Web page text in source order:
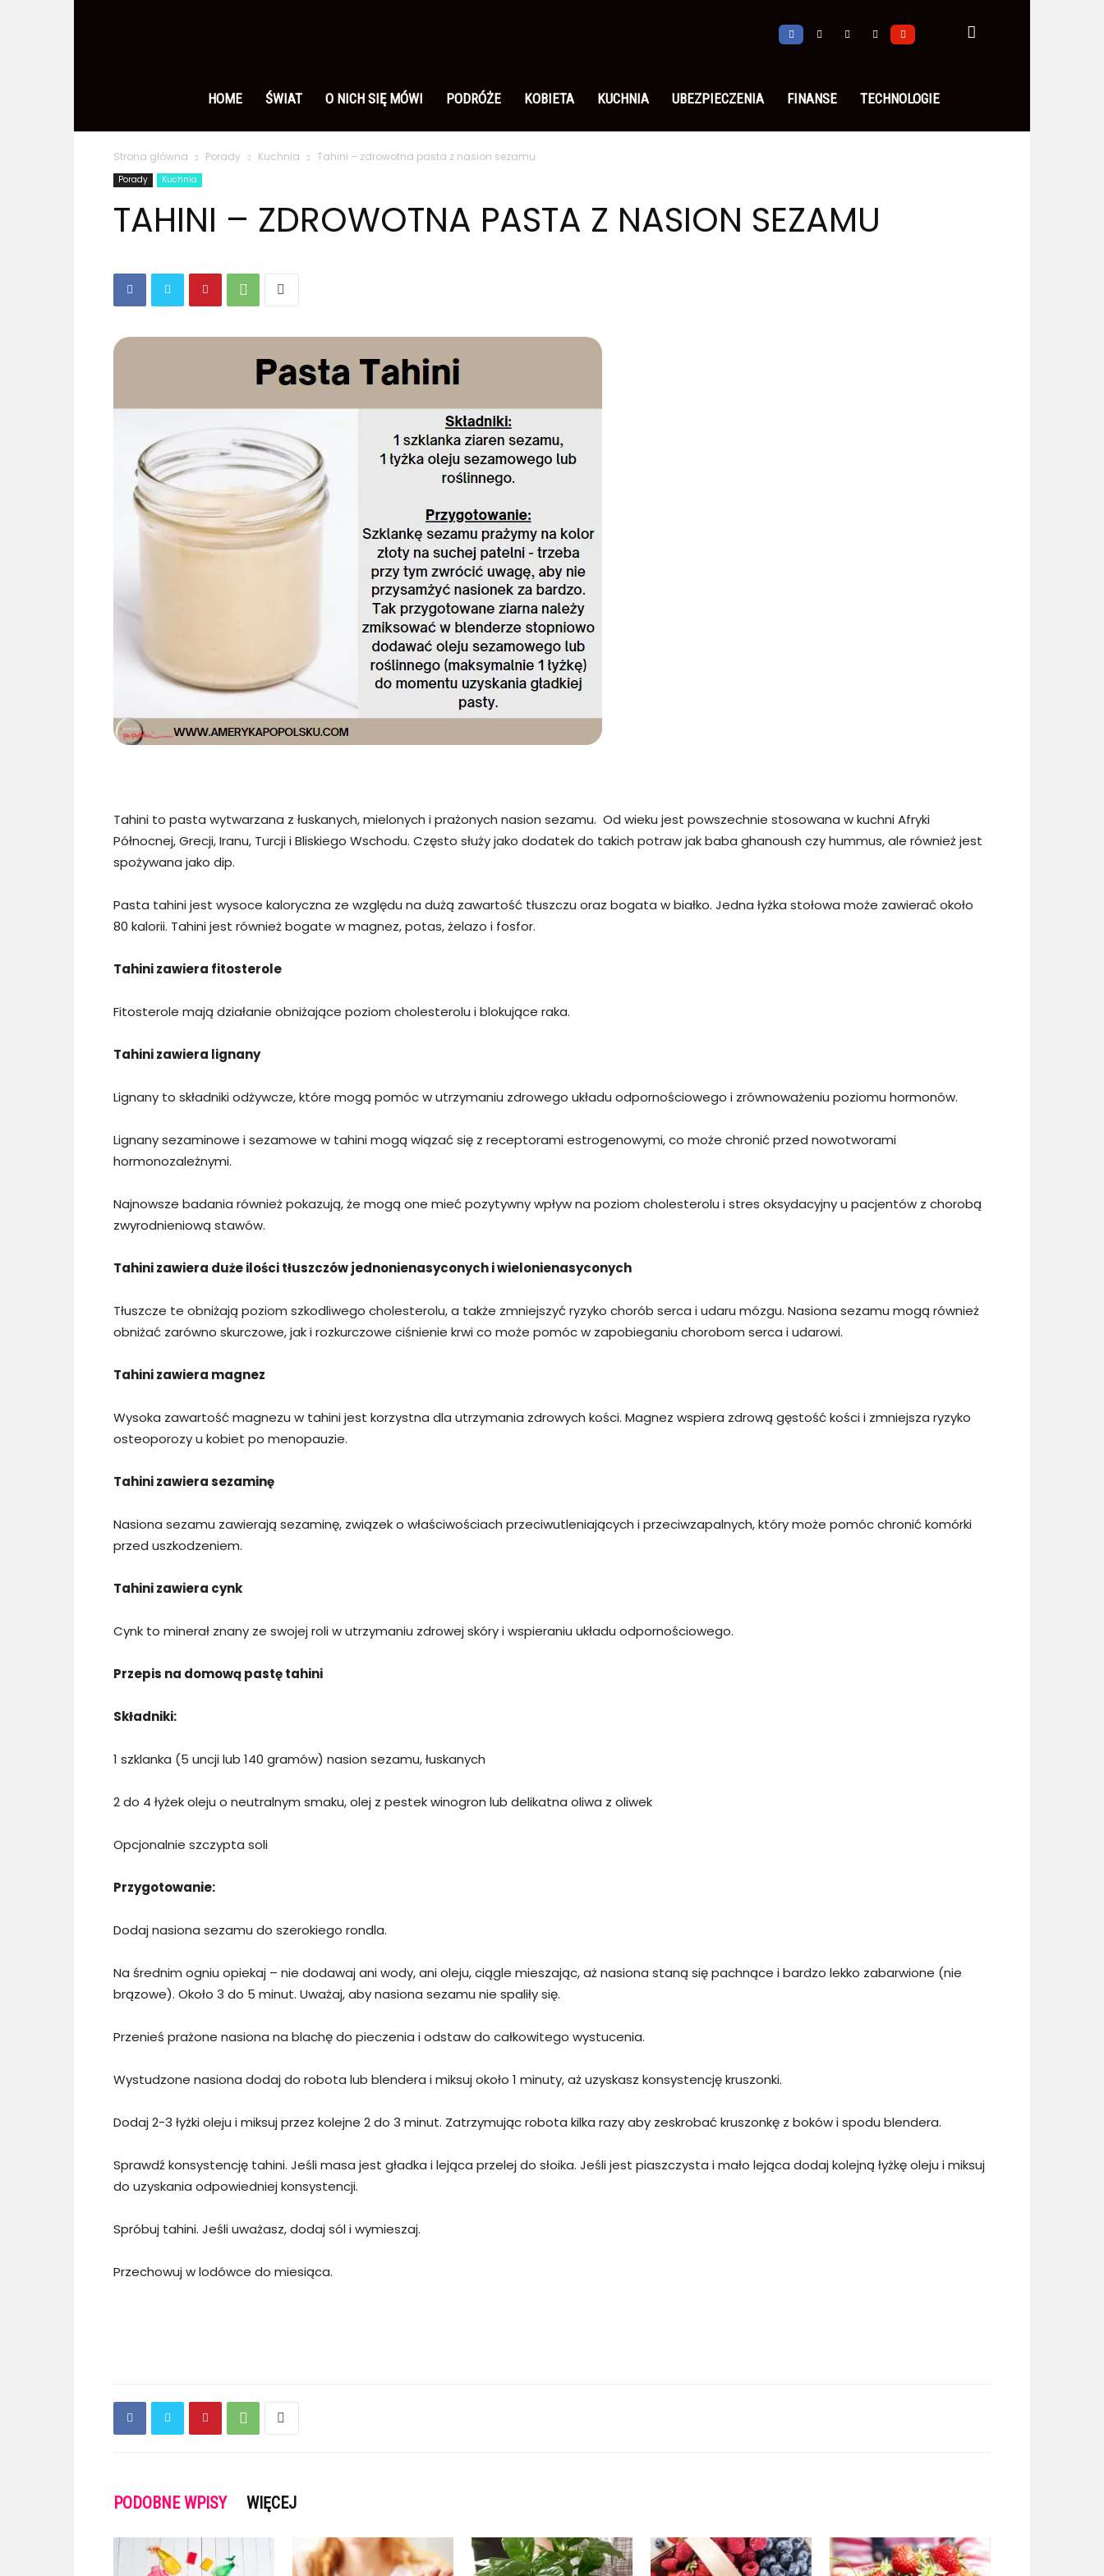
polsku
HOME ŚWIAT O NICH SIĘ MÓWI PODRÓŻE KOBIETA KUCHNIA UBEZPIECZENIA FINANSE TECHNOLOGIE
Strona główna Porady Kuchnia Tahini – zdrowotna pasta z nasion sezamu
Porady Kuchnia
TAHINI – ZDROWOTNA PASTA Z NASION SEZAMU
Tahini to pasta wytwarzana z łuskanych, mielonych i prażonych nasion sezamu. Od wieku jest powszechnie stosowana w kuchni Afryki
Północnej, Grecji, Iranu, Turcji i Bliskiego Wschodu. Często służy jako dodatek do takich potraw jak baba ghanoush czy hummus, ale również jest
spożywana jako dip.
Pasta tahini jest wysoce kaloryczna ze względu na dużą zawartość tłuszczu oraz bogata w białko. Jedna łyżka stołowa może zawierać około
80 kalorii. Tahini jest również bogate w magnez, potas, żelazo i fosfor.
Tahini zawiera fitosterole
Fitosterole mają działanie obniżające poziom cholesterolu i blokujące raka.
Tahini zawiera lignany
Lignany to składniki odżywcze, które mogą pomóc w utrzymaniu zdrowego układu odpornościowego i zrównoważeniu poziomu hormonów.
Lignany sezaminowe i sezamowe w tahini mogą wiązać się z receptorami estrogenowymi, co może chronić przed nowotworami
hormonozależnymi.
Najnowsze badania również pokazują, że mogą one mieć pozytywny wpływ na poziom cholesterolu i stres oksydacyjny u pacjentów z chorobą
zwyrodnieniową stawów.
Tahini zawiera duże ilości tłuszczów jednonienasyconych i wielonienasyconych
Tłuszcze te obniżają poziom szkodliwego cholesterolu, a także zmniejszyć ryzyko chorób serca i udaru mózgu. Nasiona sezamu mogą również
obniżać zarówno skurczowe, jak i rozkurczowe ciśnienie krwi co może pomóc w zapobieganiu chorobom serca i udarowi.
Tahini zawiera magnez
Wysoka zawartość magnezu w tahini jest korzystna dla utrzymania zdrowych kości. Magnez wspiera zdrową gęstość kości i zmniejsza ryzyko
osteoporozy u kobiet po menopauzie.
Tahini zawiera sezaminę
Nasiona sezamu zawierają sezaminę, związek o właściwościach przeciwutleniających i przeciwzapalnych, który może pomóc chronić komórki
przed uszkodzeniem.
Tahini zawiera cynk
Cynk to minerał znany ze swojej roli w utrzymaniu zdrowej skóry i wspieraniu układu odpornościowego.
Przepis na domową pastę tahini
Składniki:
1 szklanka (5 uncji lub 140 gramów) nasion sezamu, łuskanych
2 do 4 łyżek oleju o neutralnym smaku, olej z pestek winogron lub delikatna oliwa z oliwek
Opcjonalnie szczypta soli
Przygotowanie:
Dodaj nasiona sezamu do szerokiego rondla.
Na średnim ogniu opiekaj – nie dodawaj ani wody, ani oleju, ciągle mieszając, aż nasiona staną się pachnące i bardzo lekko zabarwione (nie
brązowe). Około 3 do 5 minut. Uważaj, aby nasiona sezamu nie spaliły się.
Przenieś prażone nasiona na blachę do pieczenia i odstaw do całkowitego wystucenia.
Wystudzone nasiona dodaj do robota lub blendera i miksuj około 1 minuty, aż uzyskasz konsystencję kruszonki.
Dodaj 2-3 łyżki oleju i miksuj przez kolejne 2 do 3 minut. Zatrzymując robota kilka razy aby zeskrobać kruszonkę z boków i spodu blendera.
Sprawdź konsystencję tahini. Jeśli masa jest gładka i lejąca przelej do słoika. Jeśli jest piaszczysta i mało lejąca dodaj kolejną łyżkę oleju i miksuj
do uzyskania odpowiedniej konsystencji.
Spróbuj tahini. Jeśli uważasz, dodaj sól i wymieszaj.
Przechowuj w lodówce do miesiąca.
PODOBNE WPISY WIĘCEJ